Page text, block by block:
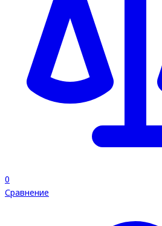
0
Сравнение